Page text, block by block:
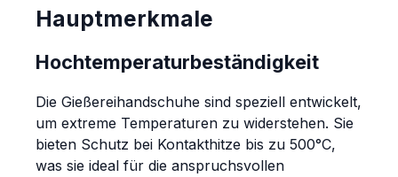
Hauptmerkmale
Hochtemperaturbeständigkeit
Die Gießereihandschuhe sind speziell entwickelt,
um extreme Temperaturen zu widerstehen. Sie
bieten Schutz bei Kontakthitze bis zu 500°C,
was sie ideal für die anspruchsvollen